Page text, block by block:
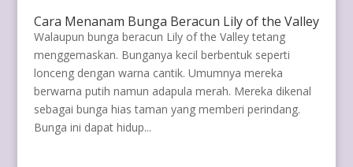
Cara Menanam Bunga Beracun Lily of the Valley
Walaupun bunga beracun Lily of the Valley tetang
menggemaskan. Bunganya kecil berbentuk seperti
lonceng dengan warna cantik. Umumnya mereka
berwarna putih namun adapula merah. Mereka dikenal
sebagai bunga hias taman yang memberi perindang.
Bunga ini dapat hidup...